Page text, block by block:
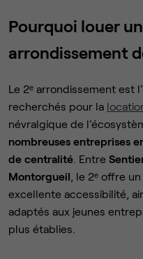
Pourquoi louer
arrondissement
Le 2ᵉ arrondissement est
recherchés pour la
névralgique de
nombreuses entreprises
de centralité . Entre
Montorgueil , le 2ᵉ offre
excellente accessibilité,
adaptés aux jeunes
plus établies.